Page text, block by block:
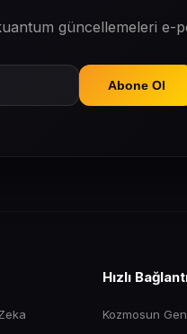
güncellemeleri e-
Abone Ol
Hızlı
Kozmosun